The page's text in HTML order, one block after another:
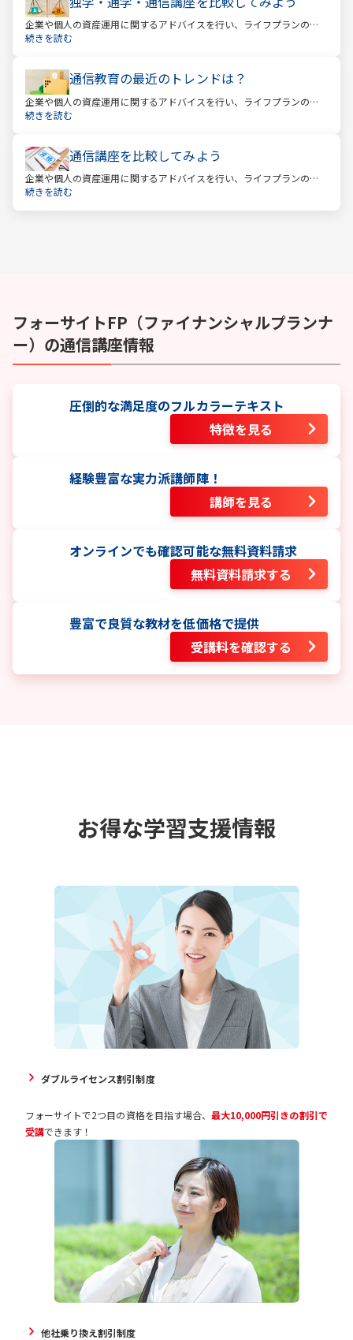
企業や個人の資産運用に関するアドバイスを行い、ライフプランの設
計を提案するファイナンシャルプランナー。
続きを読む
通信教育の最近のトレンドは？
企業や個人の資産運用に関するアドバイスを行い、ライフプランの設
計を提案するファイナンシャルプランナー。
続きを読む
通信講座を比較してみよう
企業や個人の資産運用に関するアドバイスを行い、ライフプランの設
計を提案するファイナンシャルプランナー。
続きを読む
フォーサイトFP（ファイナンシャルプランナ
ー） の通信講座情報
圧倒的な満足度のフルカラーテキスト
特徴を見る
経験豊富な実力派講師陣！
講師を見る
オンラインでも確認可能な無料資料請求
無料資料請求する
豊富で良質な教材を低価格で提供
受講料を確認する
お得な学習支援情報
ダブルライセンス割引制度
フォーサイトで2つ目の資格を目指す場合、 最大10,000円引きの割引で
受講できます！
他社乗り換え割引制度